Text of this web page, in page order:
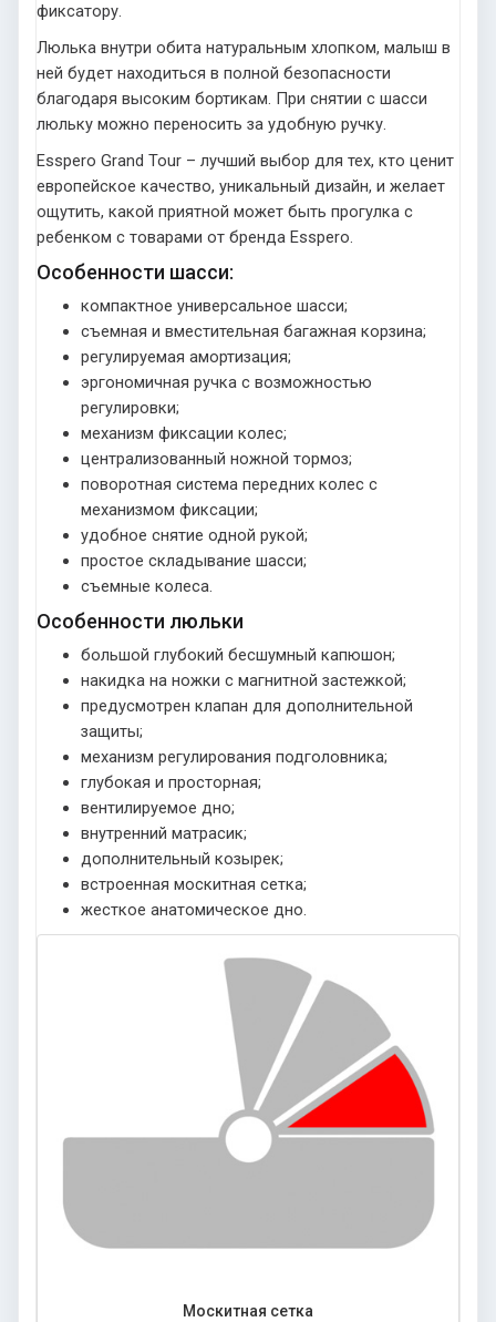
фиксатору.
Люлька внутри обита натуральным хлопком, малыш в
ней будет находиться в полной безопасности
благодаря высоким бортикам. При снятии с шасси
люльку можно переносить за удобную ручку.
Esspero Grand Tour – лучший выбор для тех, кто ценит
европейское качество, уникальный дизайн, и желает
ощутить, какой приятной может быть прогулка с
ребенком с товарами от бренда Esspero.
Особенности шасси:
компактное универсальное шасси;
съемная и вместительная багажная корзина;
регулируемая амортизация;
эргономичная ручка с возможностью
регулировки;
механизм фиксации колес;
централизованный ножной тормоз;
поворотная система передних колес с
механизмом фиксации;
удобное снятие одной рукой;
простое складывание шасси;
съемные колеса.
Особенности люльки
большой глубокий бесшумный капюшон;
накидка на ножки с магнитной застежкой;
предусмотрен клапан для дополнительной
защиты;
механизм регулирования подголовника;
глубокая и просторная;
вентилируемое дно;
внутренний матрасик;
дополнительный козырек;
встроенная москитная сетка;
жесткое анатомическое дно.
Москитная сетка